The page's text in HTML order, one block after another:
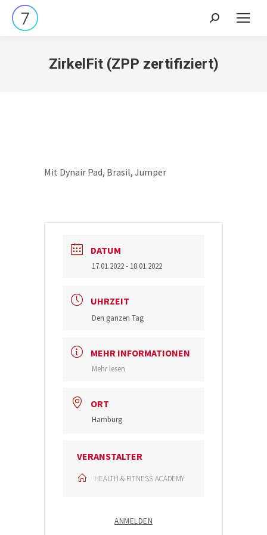
Search:
ZirkelFit (ZPP zertifiziert)
Mit Dynair Pad, Brasil, Jumper
DATUM
17.01.2022- 18.01.2022
UHRZEIT
Den ganzen Tag
MEHR INFORMATIONEN
Mehr lesen
ORT
Hamburg
VERANSTALTER
HEALTH & FITNESS ACADEMY
ANMELDEN